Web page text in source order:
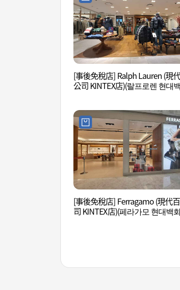
[事後免稅店] Ralph Lauren (現
公司 KINTEX店)(랄프로렌 현대
[事後免稅店] Ferragamo (現代
司 KINTEX店)(페라가모 현대백